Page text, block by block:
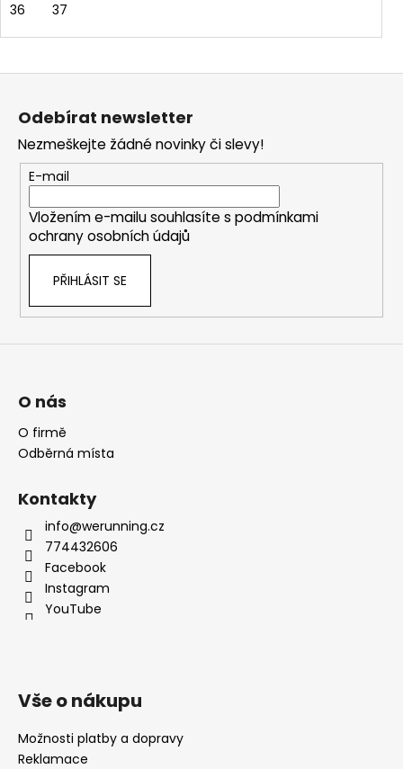
36 37
Odebírat newsletter
Nezmeškejte žádné novinky či slevy!
E-mail
Vložením e-mailu souhlasíte s podmínkami
ochrany osobních údajů
PŘIHLÁSIT SE
O nás
O firmě
Odběrná místa
Kontakty
info@werunning.cz
774432606
Facebook
Instagram
YouTube
Vše o nákupu
Možnosti platby a dopravy
Reklamace